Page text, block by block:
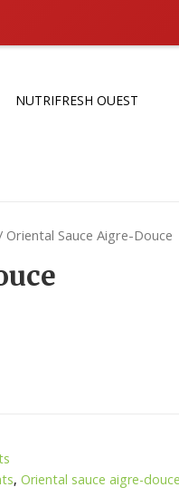
NUTRIFRESH OUEST
Oriental Sauce Aigre-Douce
,Oriental sauce aigre-douce